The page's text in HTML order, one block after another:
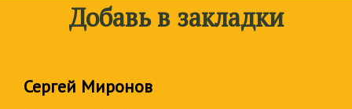
Добавь в закладки
Сергей Миронов